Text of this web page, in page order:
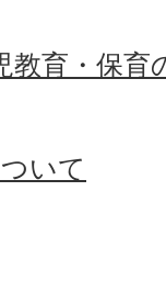
教育・保
いて